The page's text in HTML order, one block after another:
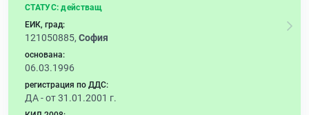
СТАТУС: действащ
ЕИК, град:
121050885, София
основана:
06.03.1996
регистрация по ДДС:
ДА - от 31.01.2001 г.